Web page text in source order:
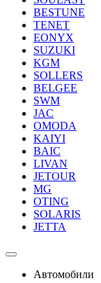
BESTUNE
TENET
EONYX
SUZUKI
KGM
SOLLERS
BELGEE
SWM
JAC
OMODA
KAIYI
BAIC
LIVAN
JETOUR
MG
OTING
SOLARIS
JETTA
Автомобили